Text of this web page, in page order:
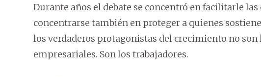
Durante años el debate se concentró en facilitarle
concentrarse también en proteger a quienes
los verdaderos protagonistas del crecimiento no son
empresariales. Son los trabajadores.